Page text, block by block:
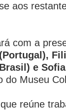
aos
com a
e
do Museu
que reúne